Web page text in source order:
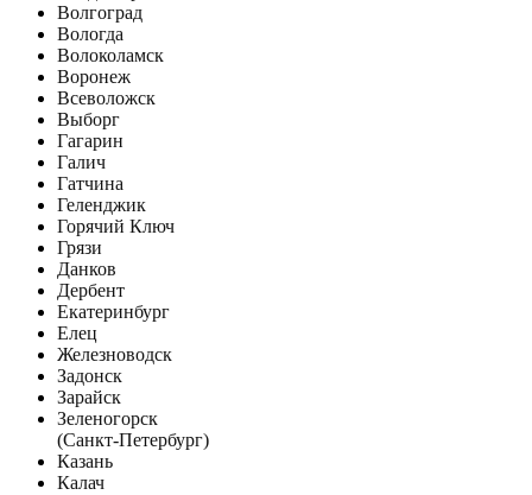
Волгоград
Вологда
Волоколамск
Воронеж
Всеволожск
Выборг
Гагарин
Галич
Гатчина
Геленджик
Горячий Ключ
Грязи
Данков
Дербент
Екатеринбург
Елец
Железноводск
Задонск
Зарайск
Зеленогорск
(Санкт-Петербург)
Казань
Калач